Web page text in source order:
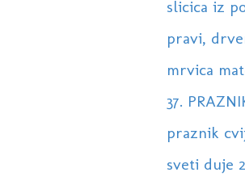
slicica iz
pravi,
mrvica
37.
praznik
sveti duje